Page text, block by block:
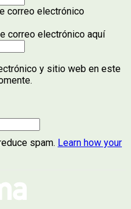
correo electrónico
correo electrónico aquí
y sitio web en este
spam. Learn how your